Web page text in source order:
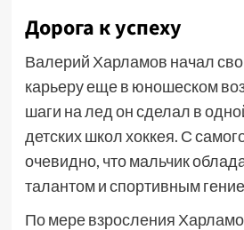
Дорога к успеху
Валерий Харламов начал
карьеру еще в юношеском
шаги на лед он сделал в
детских школ хоккея. С
очевидно, что мальчик
талантом и спортивным
По мере взросления